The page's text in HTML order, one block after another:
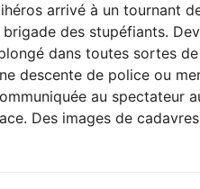
arrivé à un tournant
des stupéfiants.
dans toutes sortes
descente de police ou
au spectateur
Des images de